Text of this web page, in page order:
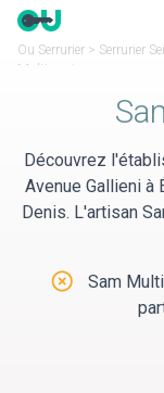
Panneau de gestion
Ou Serrurier > Serrurier
Multiservices
Découvrez
Avenue Gallieni à
Denis. L'artisan
Sam